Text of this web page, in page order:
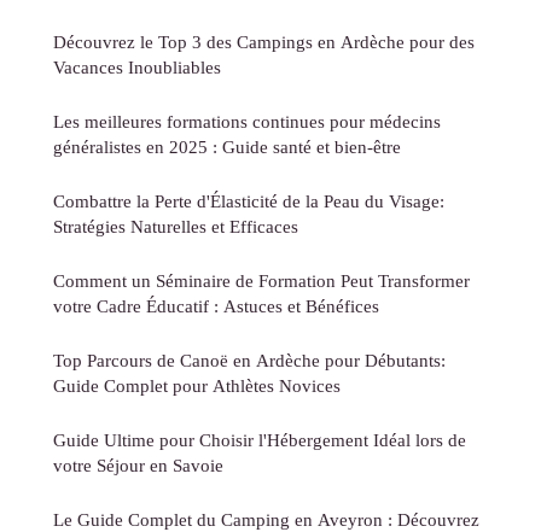
Découvrez le Top 3 des Campings en Ardèche pour des
Vacances Inoubliables
Les meilleures formations continues pour médecins
généralistes en 2025 : Guide santé et bien-être
Combattre la Perte d'Élasticité de la Peau du Visage:
Stratégies Naturelles et Efficaces
Comment un Séminaire de Formation Peut Transformer
votre Cadre Éducatif : Astuces et Bénéfices
Top Parcours de Canoë en Ardèche pour Débutants:
Guide Complet pour Athlètes Novices
Guide Ultime pour Choisir l'Hébergement Idéal lors de
votre Séjour en Savoie
Le Guide Complet du Camping en Aveyron : Découvrez